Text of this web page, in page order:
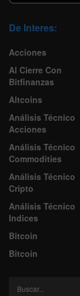
De Interes:
Acciones
Al Cierre Con
Bitfinanzas
Altcoins
Análisis Técnico
Acciones
Análisis Técnico
Commodities
Análisis Técnico
Cripto
Análisis Técnico
Indices
Bitcoin
Bitcoin